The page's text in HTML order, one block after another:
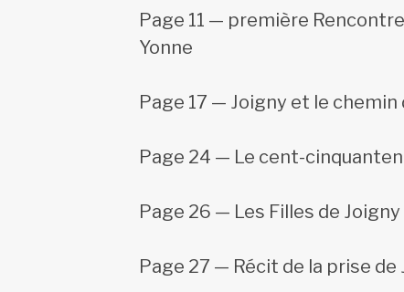
Page 11 — première
Yonne
Page 17 — Joigny et le
Page 24 — Le cent-
Page 26 — Les Filles de Joigny
Page 27 — Récit de la prise de